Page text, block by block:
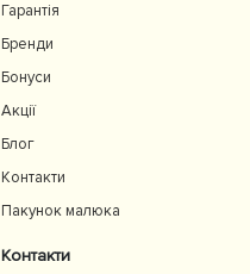
Гарантія
Бренди
Бонуси
Акції
Блог
Контакти
Пакунок малюка
Контакти